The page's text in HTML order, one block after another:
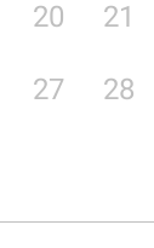
20 21
27 28